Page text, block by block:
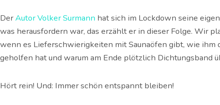
DerAutor Volker Surmann hat sich im Lockdown seine
was herausfordern war, das erzählt er in dieser Folge. Wir
wenn es Lieferschwierigkeiten mit Saunaöfen gibt, wie ihm
geholfen hat und warum am Ende plötzlich Dichtungsband
Hört rein! Und: Immer schön entspannt bleiben!